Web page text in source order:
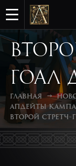
гоал
Главная
Апдейты
Второй стретч-